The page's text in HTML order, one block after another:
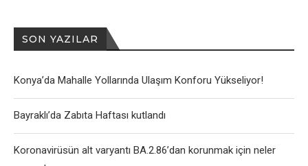
SON YAZILAR
Konya’da Mahalle Yollarında Ulaşım Konforu Yükseliyor!
Bayraklı’da Zabıta Haftası kutlandı
Koronavirüsün alt varyantı BA.2.86’dan korunmak için neler